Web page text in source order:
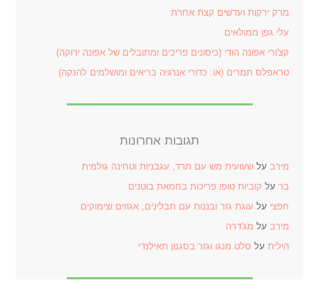
מרק ירקות ועדשים קצת אחרת
עלי גפן ממולאים
קצ'ורי אפונה הודי (כיסונים פריכים ומתובלים של אפונה ירוקה)
טראפלס תמרים (או: כדורי אנרגיה בריאים ומושלמים להנקה)
תגובות אחרונות
מירב עלשעועית מש עם תרד, עגבניות וטחינה גולמית
בר על קוביות טופו פריכות בחמאת בוטנים
חפצי על עוגת גזר ובננות עם תבלינים, אגוזים וצימוקים
מירב על מג'דרה
הילית על סלט מנגו וגזר בסגנון תאילנדי